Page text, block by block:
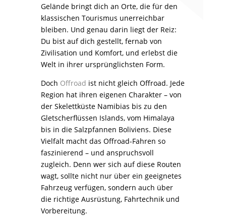
Gelände bringt dich an Orte, die für den
klassischen Tourismus unerreichbar
bleiben. Und genau darin liegt der Reiz:
Du bist auf dich gestellt, fernab von
Zivilisation und Komfort, und erlebst die
Welt in ihrer ursprünglichsten Form.
Doch Offroad ist nicht gleich Offroad. Jede
Region hat ihren eigenen Charakter – von
der Skelettküste Namibias bis zu den
Gletscherflüssen Islands, vom Himalaya
bis in die Salzpfannen Boliviens. Diese
Vielfalt macht das Offroad-Fahren so
faszinierend – und anspruchsvoll
zugleich. Denn wer sich auf diese Routen
wagt, sollte nicht nur über ein geeignetes
Fahrzeug verfügen, sondern auch über
die richtige Ausrüstung, Fahrtechnik und
Vorbereitung.